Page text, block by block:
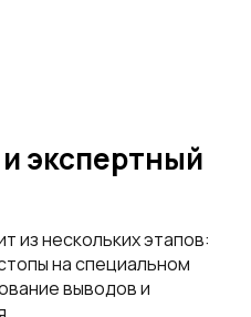
экспертный
из нескольких этапов:
на специальном
выводов и